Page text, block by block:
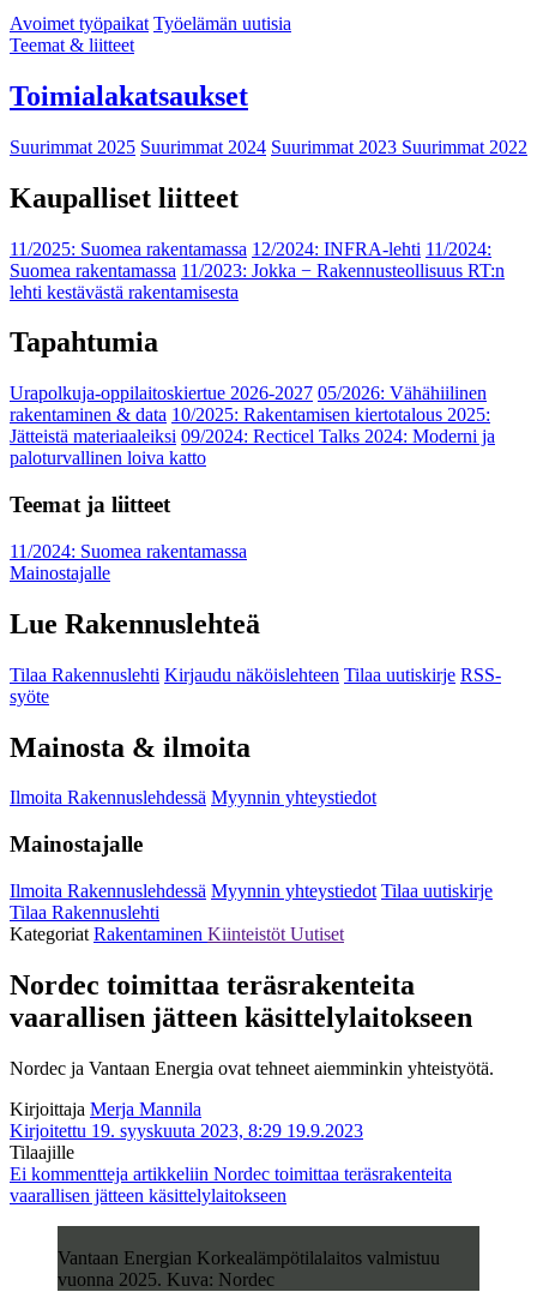
Avoimet työpaikat Työelämän uutisia
Teemat & liitteet
Toimialakatsaukset
Suurimmat 2025 Suurimmat 2024 Suurimmat 2023 Suurimmat 2022
Kaupalliset liitteet
11/2025: Suomea rakentamassa 12/2024: INFRA-lehti 11/2024:
Suomea rakentamassa 11/2023: Jokka − Rakennusteollisuus RT:n
lehti kestävästä rakentamisesta
Tapahtumia
Urapolkuja-oppilaitoskiertue 2026-2027 05/2026: Vähähiilinen
rakentaminen & data 10/2025: Rakentamisen kiertotalous 2025:
Jätteistä materiaaleiksi 09/2024: Recticel Talks 2024: Moderni ja
paloturvallinen loiva katto
Teemat ja liitteet
11/2024: Suomea rakentamassa
Mainostajalle
Lue Rakennuslehteä
Tilaa Rakennuslehti Kirjaudu näköislehteen Tilaa uutiskirje RSS-
syöte
Mainosta & ilmoita
Ilmoita Rakennuslehdessä Myynnin yhteystiedot
Mainostajalle
Ilmoita Rakennuslehdessä Myynnin yhteystiedot Tilaa uutiskirje
Tilaa Rakennuslehti
Kategoriat Rakentaminen Kiinteistöt Uutiset
Nordec toimittaa teräsrakenteita
vaarallisen jätteen käsittelylaitokseen
Nordec ja Vantaan Energia ovat tehneet aiemminkin yhteistyötä.
Kirjoittaja Merja Mannila
Kirjoitettu 19. syyskuuta 2023, 8:29 19.9.2023
Tilaajille
Ei kommentteja artikkeliin Nordec toimittaa teräsrakenteita
vaarallisen jätteen käsittelylaitokseen
Vantaan Energian Korkealämpötilalaitos valmistuu
vuonna 2025. Kuva: Nordec